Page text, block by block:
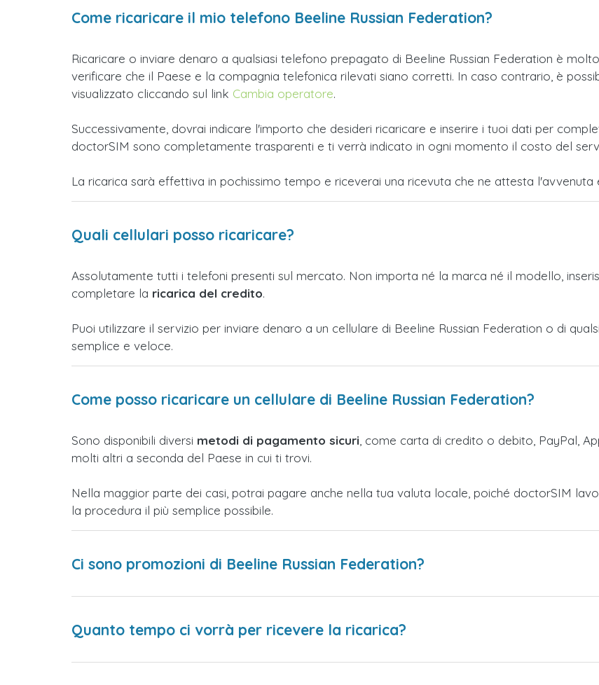
Come ricaricare il mio telefono Beeline Russian Federation?
Ricaricare o inviare denaro a qualsiasi telefono prepagato di Beeline Russian Federation è
verificare che il Paese e la compagnia telefonica rilevati siano corretti. In caso contrario, è
visualizzato cliccando sul link Cambia operatore.
Successivamente, dovrai indicare l'importo che desideri ricaricare e inserire i tuoi dati per
doctorSIM sono completamente trasparenti e ti verrà indicato in ogni momento il costo del
La ricarica sarà effettiva in pochissimo tempo e riceverai una ricevuta che ne attesta l'avvenuta
Quali cellulari posso ricaricare?
Assolutamente tutti i telefoni presenti sul mercato. Non importa né la marca né il modello,
completare la ricarica del credito.
Puoi utilizzare il servizio per inviare denaro a un cellulare di Beeline Russian Federation o di
semplice e veloce.
Come posso ricaricare un cellulare di Beeline Russian Federation?
Sono disponibili diversi metodi di pagamento sicuri , come carta di credito o debito, PayPal,
molti altri a seconda del Paese in cui ti trovi.
Nella maggior parte dei casi, potrai pagare anche nella tua valuta locale, poiché doctorSIM
la procedura il più semplice possibile.
Ci sono promozioni di Beeline Russian Federation?
Quanto tempo ci vorrà per ricevere la ricarica?